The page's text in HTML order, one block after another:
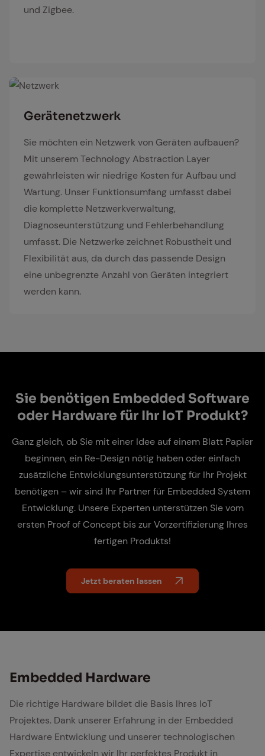
und Zigbee.
Ge­rä­tenetz­werk
Sie möchten ein Netzwerk von Geräten aufbauen?
Mit unserem Technology Abstraction Layer
gewährleisten wir niedrige Kosten für Aufbau und
Wartung. Unser Funktionsumfang umfasst dabei
die komplette Netzwerkverwaltung,
Diagnoseunterstützung und Fehlerbehandlung
umfasst. Die Netzwerke zeichnet Robustheit und
Flexibilität aus, da durch das passende Design
eine unbegrenzte Anzahl von Geräten integriert
werden kann.
Sie be­nö­ti­gen Em­bed­ded Soft­ware
oder Hard­ware für Ihr IoT Pro­dukt?
Ganz gleich, ob Sie mit einer Idee auf einem Blatt Papier
beginnen, ein Re-Design nötig haben oder einfach
zusätzliche Entwicklungsunterstützung für Ihr Projekt
benötigen – wir sind Ihr Partner für Embedded System
Entwicklung. Unsere Experten unterstützen Sie vom
ersten Proof of Concept bis zur Vorzertifizierung Ihres
fertigen Produkts!
Jetzt beraten lassen
Em­bed­ded Hard­ware
Die richtige Hardware bildet die Basis Ihres IoT
Projektes. Dank unserer Erfahrung in der Embedded
Hardware Entwicklung und unserer technologischen
Expertise entwickeln wir Ihr perfektes Produkt in